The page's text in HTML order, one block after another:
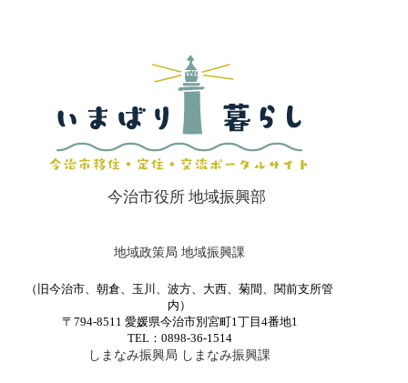
今治市役所 地域振興部
地域政策局 地域振興課
（旧今治市、朝倉、玉川、波方、大西、菊間、関前支所管
内）
〒794-8511 愛媛県今治市別宮町1丁目4番地1
TEL：0898-36-1514
しまなみ振興局 しまなみ振興課